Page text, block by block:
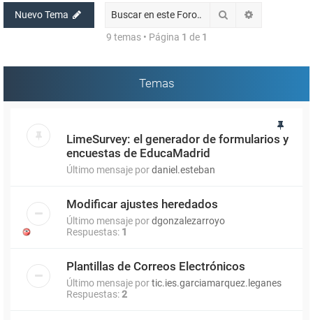
Nuevo Tema Buscar
9 temas • Página 1 de 1
Temas
LimeSurvey: el generador de formularios y
encuestas de EducaMadrid
Último mensaje pordaniel.esteban
Modificar ajustes heredados
Último mensaje pordgonzalezarroyo
Respuestas: 1
Plantillas de Correos Electrónicos
Último mensaje portic.ies.garciamarquez.leganes
Respuestas:2